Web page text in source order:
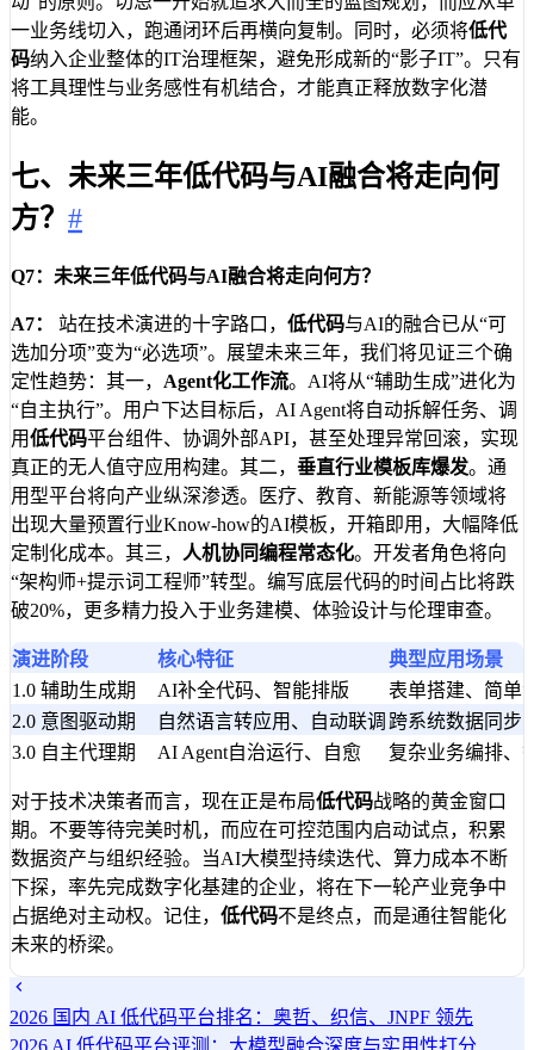
一业务线切入，跑通闭环后再横向复制。同时，必须将低代
码纳入企业整体的IT治理框架，避免形成新的“影子IT”。只有
将工具理性与业务感性有机结合，才能真正释放数字化潜
能。
七、未来三年低代码与AI融合将走向何
方？ #
Q7：未来三年低代码与AI融合将走向何方？
A7： 站在技术演进的十字路口， 低代码与AI的融合已从“可
选加分项”变为“必选项”。展望未来三年，我们将见证三个确
定性趋势：其一， Agent化工作流。AI将从“辅助生成”进化为
“自主执行”。用户下达目标后，AI Agent将自动拆解任务、调
用低代码平台组件、协调外部API，甚至处理异常回滚，实现
真正的无人值守应用构建。其二， 垂直行业模板库爆发。通
用型平台将向产业纵深渗透。医疗、教育、新能源等领域将
出现大量预置行业Know-how的AI模板，开箱即用，大幅降低
定制化成本。其三， 人机协同编程常态化。开发者角色将向
“架构师+提示词工程师”转型。编写底层代码的时间占比将跌
破20%，更多精力投入于业务建模、体验设计与伦理审查。
演进阶段 核心特征
典型应用场景
1.0 辅助生成期
AI补全代码、智能排版
表单搭建、简单
2.0 意图驱动期
自然语言转应用、自动联调 跨系统数据同步
3.0 自主代理期
AI Agent自治运行、自愈 复杂业务编排、
对于技术决策者而言，现在正是布局低代码战略的黄金窗口
期。不要等待完美时机，而应在可控范围内启动试点，积累
数据资产与组织经验。当AI大模型持续迭代、算力成本不断
下探，率先完成数字化基建的企业，将在下一轮产业竞争中
占据绝对主动权。记住， 低代码不是终点，而是通往智能化
未来的桥梁。
2026 国内 AI 低代码平台排名：奥哲、织信、JNPF 领先
2026 AI 低代码平台评测：大模型融合深度与实用性打分